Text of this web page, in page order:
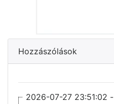
Hozzászólások
2026-07-27 23:51:02 -